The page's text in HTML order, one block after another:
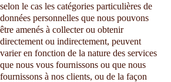
selon le cas les catégories particulières de
données personnelles que nous pouvons
être amenés à collecter ou obtenir
directement ou indirectement, peuvent
varier en fonction de la nature des services
que nous vous fournissons ou que nous
fournissons à nos clients, ou de la façon